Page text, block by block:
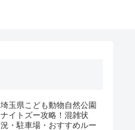
埼玉県こども動物自然公園
ナイトズー攻略！混雑状
況・駐車場・おすすめルー